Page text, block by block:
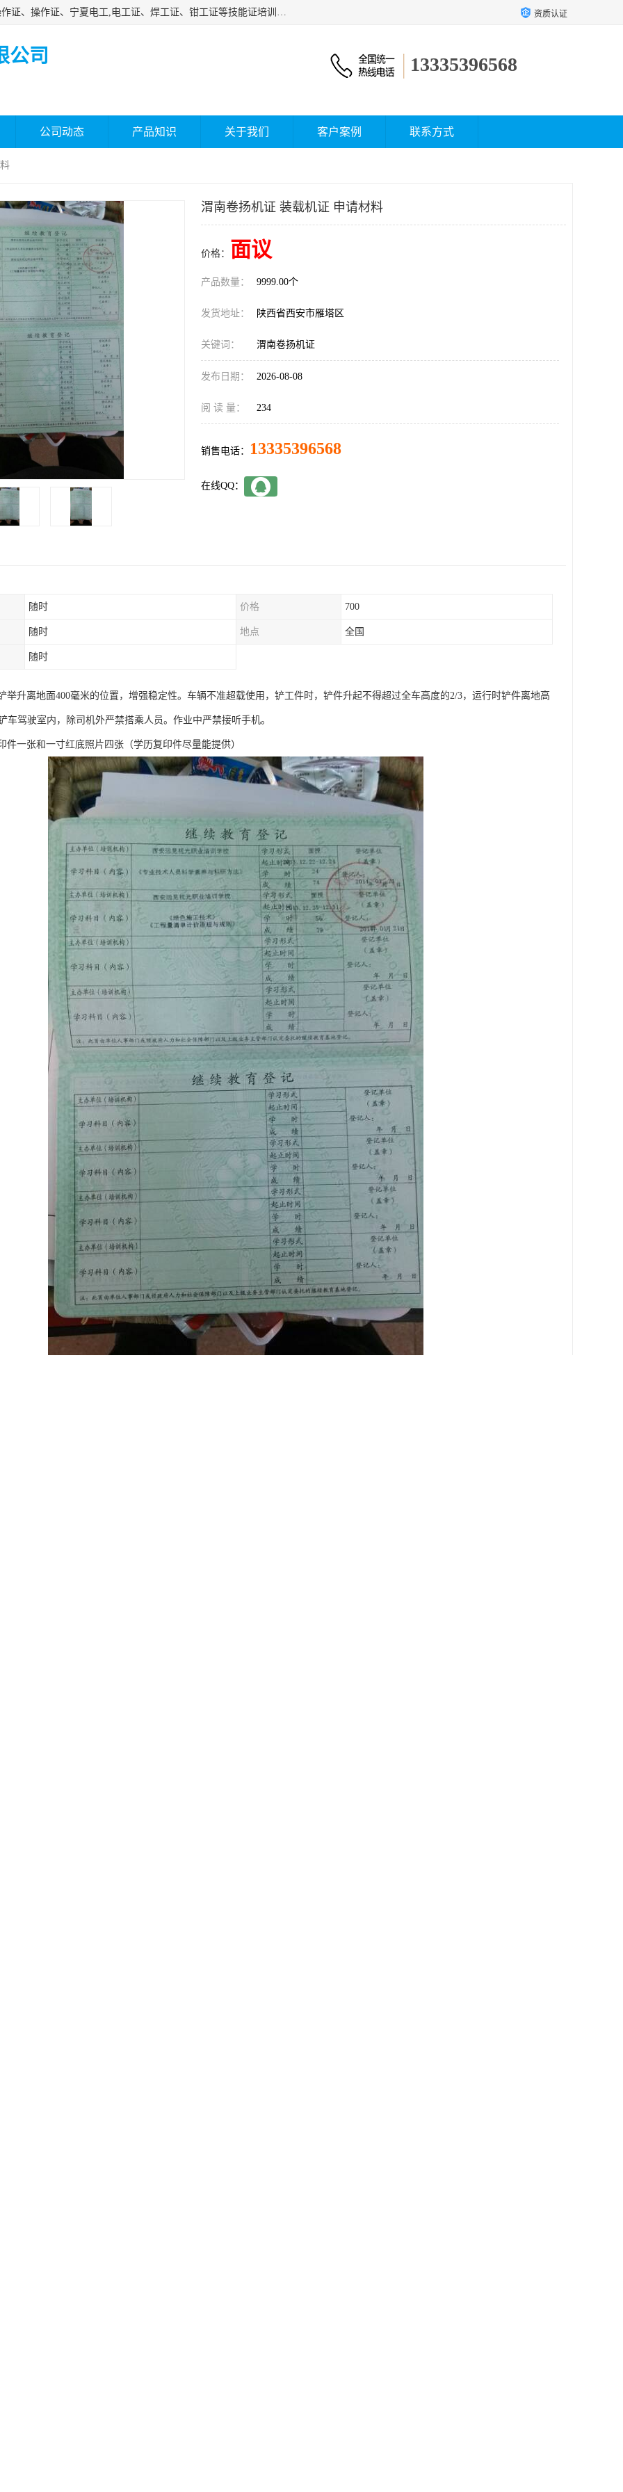
杰森教育专业提供电工证报名、安全员报名考试、特种作业操作证、操作证、宁夏电工,电工证、焊工证、钳工证等技能证培训课程。 资质认证
公司 13335396568
公司动态 产品知识 关于我们 客户案例 联系方式
渭南卷扬机证 装载机证 申请材料
价格： 面议
产品数量： 9999.00个
发货地址： 陕西省西安市雁塔区
关键词： 渭南卷扬机证
发布日期： 2026-08-08
阅 读 量： 234
销售电话： 13335396568
在线QQ：
随时 价格 700
随时 地点 全国
随时
举升离地面400毫米的位置，增强稳定性。车辆不准超载使用，铲工件时，铲件升起不得超过全车高度的2/3，运行时铲件离地高
车驾驶室内，除司机外严禁搭乘人员。作业中严禁接听手机。
件一张和一寸红底照片四张（学历复印件尽量能提供）